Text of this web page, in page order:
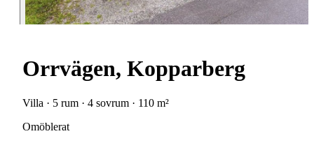
Orrvägen, Kopparberg
Villa · 5 rum · 4 sovrum · 110 m²
Omöblerat